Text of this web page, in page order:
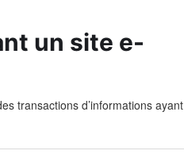
un site e-
transactions d’informations ayant